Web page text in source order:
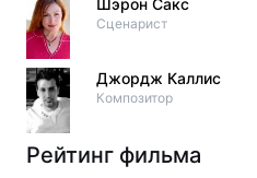
Шэрон Сакс
Сценарист
Джордж Каллис
Композитор
Рейтинг фильма